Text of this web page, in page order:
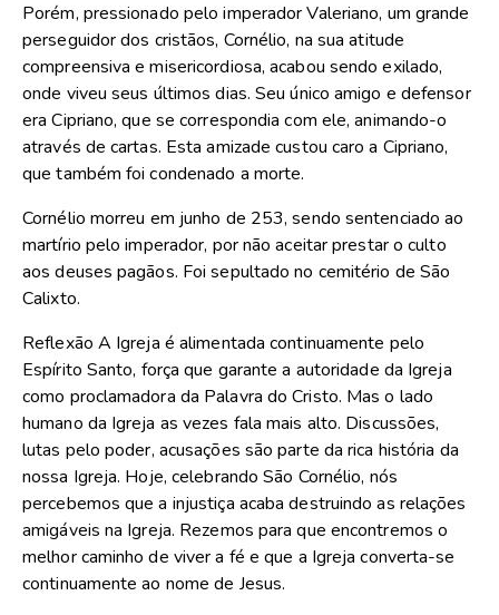
Porém, pressionado pelo imperador Valeriano, um grande
perseguidor dos cristãos, Cornélio, na sua atitude
compreensiva e misericordiosa, acabou sendo exilado,
onde viveu seus últimos dias. Seu único amigo e defensor
era Cipriano, que se correspondia com ele, animando-o
através de cartas. Esta amizade custou caro a Cipriano,
que também foi condenado a morte.
Cornélio morreu em junho de 253, sendo sentenciado ao
martírio pelo imperador, por não aceitar prestar o culto
aos deuses pagãos. Foi sepultado no cemitério de São
Calixto.
Reflexão A Igreja é alimentada continuamente pelo
Espírito Santo, força que garante a autoridade da Igreja
como proclamadora da Palavra do Cristo. Mas o lado
humano da Igreja as vezes fala mais alto. Discussões,
lutas pelo poder, acusações são parte da rica história da
nossa Igreja. Hoje, celebrando São Cornélio, nós
percebemos que a injustiça acaba destruindo as relações
amigáveis na Igreja. Rezemos para que encontremos o
melhor caminho de viver a fé e que a Igreja converta-se
continuamente ao nome de Jesus.